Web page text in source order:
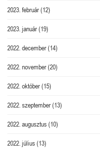
2023. február(12)
2023. január(19)
2022. december(14)
2022. november(20)
2022. október(15)
2022. szeptember(13)
2022. augusztus(10)
2022. július(13)